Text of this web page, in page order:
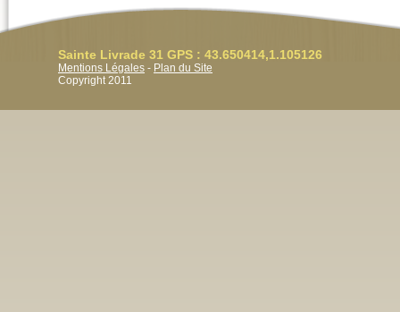
Sainte Livrade 31 GPS : 43.650414,1.105126
Mentions Légales - Plan du Site
Copyright 2011